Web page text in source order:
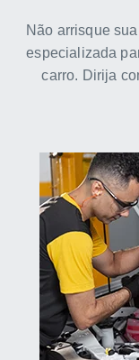
Não arrisque
especializada
carro. Dirija